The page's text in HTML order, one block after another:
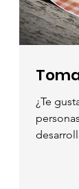
¿Te gusta el